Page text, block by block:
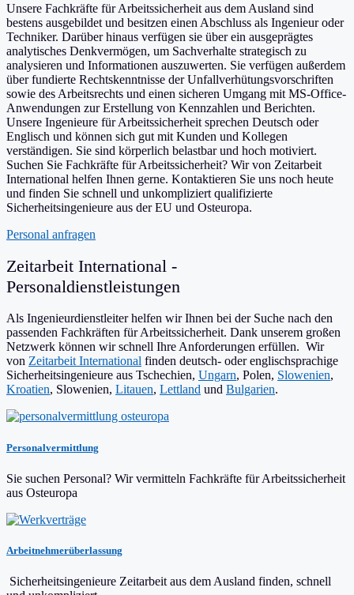
Unsere Fachkräfte für Arbeitssicherheit aus dem Ausland sind
bestens ausgebildet und besitzen einen Abschluss als Ingenieur oder
Techniker. Darüber hinaus verfügen sie über ein ausgeprägtes
analytisches Denkvermögen, um Sachverhalte strategisch zu
analysieren und Informationen auszuwerten. Sie verfügen außerdem
über fundierte Rechtskenntnisse der Unfallverhütungsvorschriften
sowie des Arbeitsrechts und einen sicheren Umgang mit MS-Office-
Anwendungen zur Erstellung von Kennzahlen und Berichten.
Unsere Ingenieure für Arbeitssicherheit sprechen Deutsch oder
Englisch und können sich gut mit Kunden und Kollegen
verständigen. Sie sind körperlich belastbar und hoch motiviert.
Suchen Sie Fachkräfte für Arbeitssicherheit? Wir von Zeitarbeit
International helfen Ihnen gerne. Kontaktieren Sie uns noch heute
und finden Sie schnell und unkompliziert qualifizierte
Sicherheitsingenieure aus der EU und Osteuropa.
Personal anfragen
Zeitarbeit International -
Personaldienstleistungen
Als Ingenieurdienstleiter helfen wir Ihnen bei der Suche nach den
passenden Fachkräften für Arbeitssicherheit. Dank unserem großen
Netzwerk können wir schnell Ihre Anforderungen erfüllen. Wir
von Zeitarbeit International finden deutsch- oder englischsprachige
Sicherheitsingenieure aus Tschechien, Ungarn, Polen, Slowenien,
Kroatien, Slowenien, Litauen, Lettland und Bulgarien.
Personalvermittlung
Sie suchen Personal? Wir vermitteln Fachkräfte für Arbeitssicherheit
aus Osteuropa
Arbeitnehmerüberlassung
Sicherheitsingenieure Zeitarbeit aus dem Ausland finden, schnell